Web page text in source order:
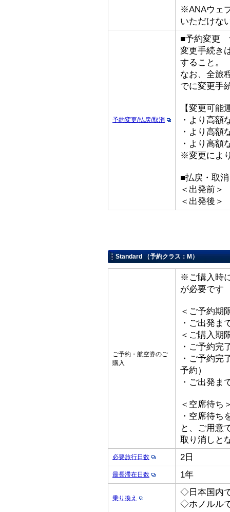
※ANAウェ
いただけな
予約変更/払戻/取消
■予約変更
変更手続き
すること。
なお、全旅
でに変更手
【変更可能
・より高額
・より高額
・より高額
※変更によ
■払戻・取消
＜出発前＞
＜出発後
Standard （予約クラス：M）
ご予約・航空券のご
購入
※ご購入時
が必要です
＜ご予約期
・ご出発ま
＜ご購入期
・ご予約完
・ご予約完
予約）
・ご出発ま
＜空席待ち
・空席待ち
と、ご用意
取り消しと
必要旅行日数 2日
最長滞在日数 1年
乗り換え
◇日本国内
◇ホノルル